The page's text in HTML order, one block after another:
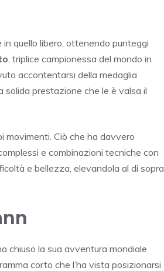
quello libero, ottenendo punteggi
, triplice campionessa del mondo in
accontentarsi della medaglia
solida prestazione che le è valsa il
movimenti. Ciò che ha davvero
e combinazioni tecniche con
e bellezza, elevandola al di sopra
chiuso la sua avventura mondiale
corto che l’ha vista posizionarsi